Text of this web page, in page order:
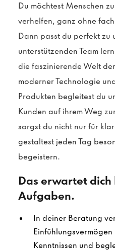
Du möchtest Menschen
verhelfen, ganz ohne
Dann passt du perfekt zu
unterstützenden Team
die faszinierende Welt
moderner Technologie
Produkten begleitest du
Kunden auf ihrem Weg
sorgst du nicht nur für
gestaltest jeden Tag
begeistern.
Das erwartet dich
Aufgaben.
In deiner Beratung
Kenntnissen und